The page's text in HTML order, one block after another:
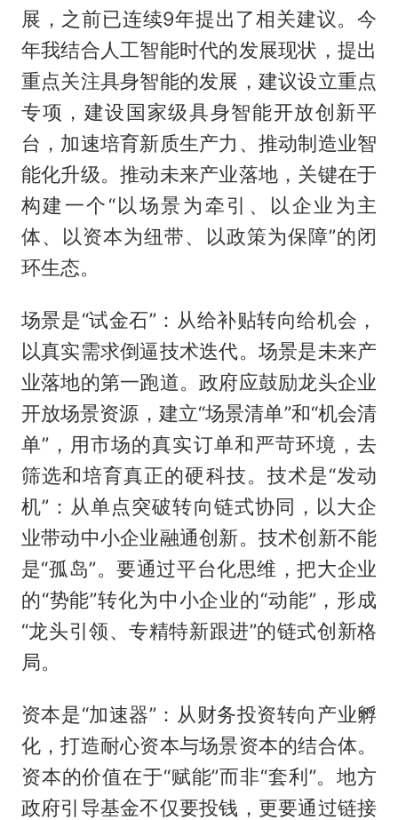
展，之前已连续9年提出了相关建议。今
年我结合人工智能时代的发展现状，提出
重点关注具身智能的发展，建议设立重点
专项，建设国家级具身智能开放创新平
台，加速培育新质生产力、推动制造业智
能化升级。推动未来产业落地，关键在于
构建一个“以场景为牵引、以企业为主
体、以资本为纽带、以政策为保障”的闭
环生态。
场景是“试金石”：从给补贴转向给机会，
以真实需求倒逼技术迭代。场景是未来产
业落地的第一跑道。政府应鼓励龙头企业
开放场景资源，建立“场景清单”和“机会清
单”，用市场的真实订单和严苛环境，去
筛选和培育真正的硬科技。技术是“发动
机”：从单点突破转向链式协同，以大企
业带动中小企业融通创新。技术创新不能
是“孤岛”。要通过平台化思维，把大企业
的“势能”转化为中小企业的“动能”，形成
“龙头引领、专精特新跟进”的链式创新格
局。
资本是“加速器”：从财务投资转向产业孵
化，打造耐心资本与场景资本的结合体。
资本的价值在于“赋能”而非“套利”。地方
政府引导基金不仅要投钱，更要通过链接